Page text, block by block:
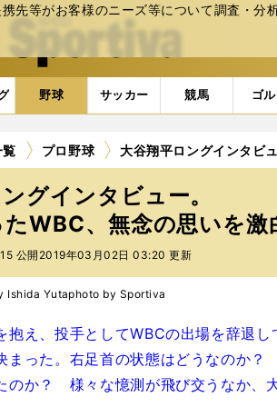
先等がお客様のニーズ等について調査・
スポルティーバ)
野球 サッカー 競馬 ゴ
プロ野球 大谷翔平ロングインタビ
グインタビュー。
WBC、無念の思いを激
公開 2019年03月02日 03:20 更新
Ishida Yutaphoto by Sportiva
え、投手としてWBCの出場を辞退し
まった。右足首の状態はどうなのか
のか？ 様々な憶測が飛び交うなか、